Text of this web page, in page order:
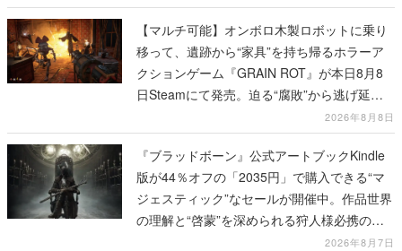
【マルチ可能】オンボロ木製ロボットに乗り
移って、遺跡から“家具”を持ち帰るホラーア
クションゲーム『GRAIN ROT』が本日8月8
日Steamにて発売。迫る“腐敗”から逃げ延
2026年8月8日
『ブラッドボーン』公式アートブックKindle
版が44％オフの「2035円」で購入できる“マ
ジェスティック”なセールが開催中。作品世界
の理解と“啓蒙”を深められる狩人様必携の一
2026年8月7日